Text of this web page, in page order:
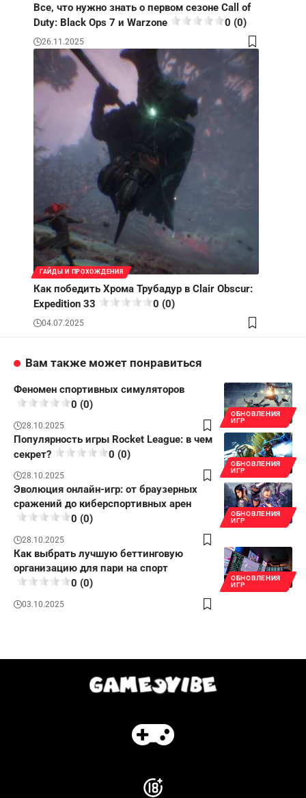
Все, что нужно знать о первом сезоне Call of
Duty: Black Ops 7 и Warzone
0 (0)
26.11.2025
ГАЙДЫ И ПРОХОЖДЕНИЯ
Как победить Хрома Трубадур в Clair Obscur:
Expedition 33
0 (0)
04.07.2025
Вам также может понравиться
ОБНОВЛЕНИЯ
ИГР
Феномен спортивных симуляторов
0 (0)
28.10.2025
ОБНОВЛЕНИЯ
ИГР
Популярность игры Rocket League: в чем
секрет?
0 (0)
28.10.2025
ОБНОВЛЕНИЯ
ИГР
Эволюция онлайн-игр: от браузерных
сражений до киберспортивных арен
0 (0)
28.10.2025
ОБНОВЛЕНИЯ
ИГР
Как выбрать лучшую беттинговую
организацию для пари на спорт
0 (0)
03.10.2025